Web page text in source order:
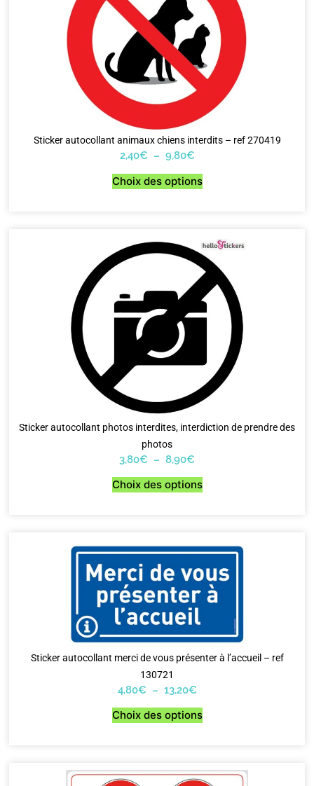
Sticker autocollant animaux chiens interdits – ref 270419
2,40€ – 9,80€
Choix des options
Sticker autocollant photos interdites, interdiction de prendre des
photos
3,80€ – 8,90€
Choix des options
Sticker autocollant merci de vous présenter à l’accueil – ref
130721
4,80€ – 13,20€
Choix des options